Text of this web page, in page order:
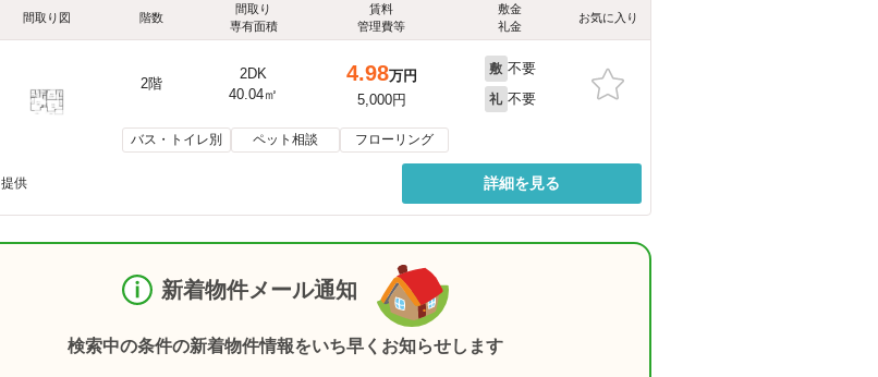
間取り図 階数
間取り
専有面積
賃料
管理費等
敷金
礼金
お気に入り
2階
2DK
40.04㎡
4.98万円
5,000円
敷 不要
礼 不要
バス・トイレ別 ペット相談 フローリング
提供 詳細を見る
新着物件メール通知
検索中の条件の新着物件情報をいち早くお知らせします